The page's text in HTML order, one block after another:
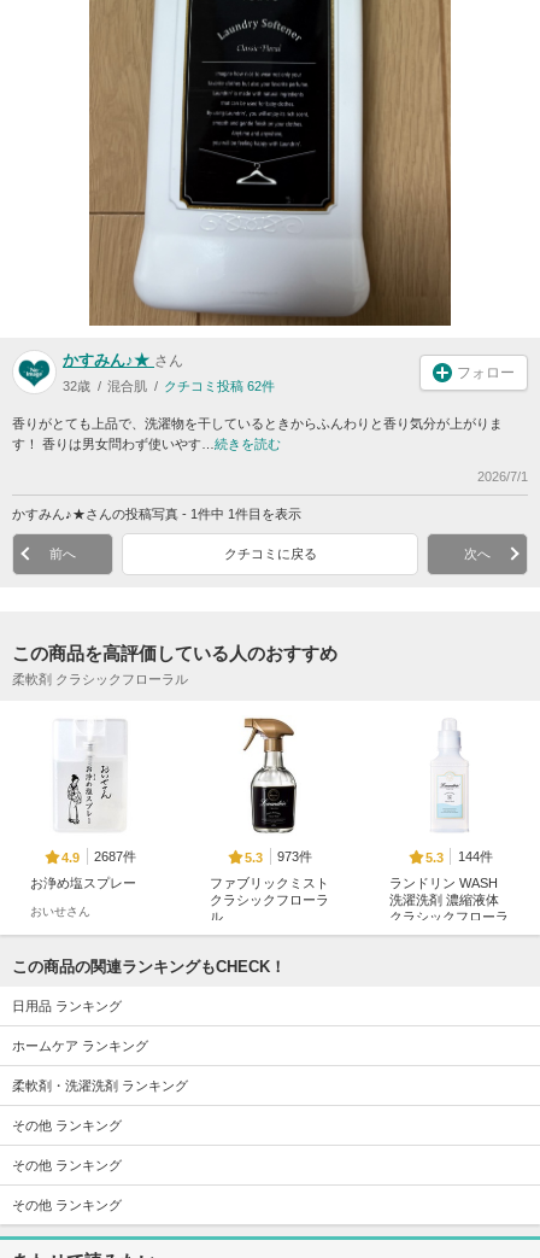
かすみん♪★ さん
32歳 混合肌 クチコミ投稿 62件
フォロー
香りがとても上品で、洗濯物を干しているときからふんわりと香り気分が上がりま
す！ 香りは男女問わず使いやす… 続きを読む
2026/7/1
かすみん♪★さんの投稿写真 - 1件中 1件目を表示
前へ クチコミに戻る 次へ
この商品を高評価している人のおすすめ
柔軟剤 クラシックフローラル
4.9
2687件
お浄め塩スプレー
おいせさん
5.3
973件
ファブリックミスト
クラシックフローラ
ル
5.3
144件
ランドリン WASH
洗濯洗剤 濃縮液体
クラシックフローラ
ル
ウタマロ
IROKA
この商品の関連ランキングもCHECK！
日用品 ランキング
ホームケア ランキング
柔軟剤・洗濯洗剤 ランキング
その他 ランキング
その他 ランキング
その他 ランキング